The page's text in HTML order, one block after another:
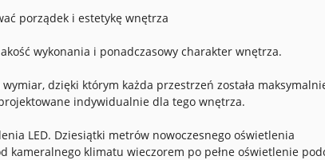
porządek i estetykę wnętrza
wykonania i ponadczasowy charakter wnętrza.
dzięki którym każda przestrzeń została
indywidualnie dla tego wnętrza.
LED. Dziesiątki metrów nowoczesnego oświetlenia
klimatu wieczorem po pełne oświetlenie